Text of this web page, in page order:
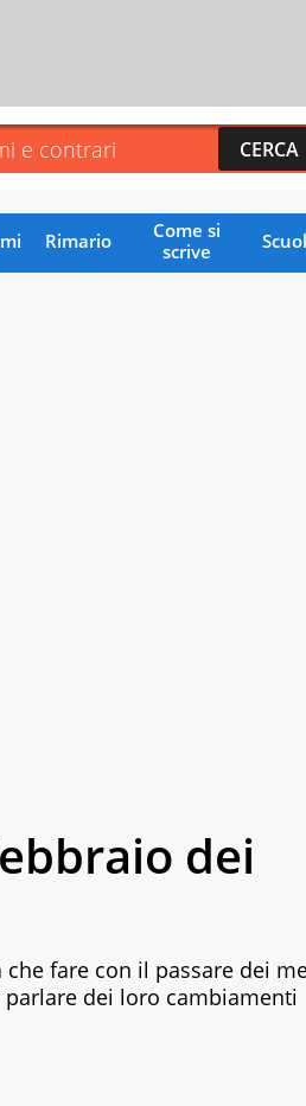
Rimario
Come si
scrive
dei
fare con il passare dei
dei loro cambiamenti